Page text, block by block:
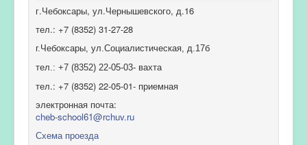
г.Чебоксары, ул.Чернышевского, д.16
тел.: +7 (8352) 31-27-28
г.Чебоксары, ул.Социалистическая, д.17б
тел.: +7 (8352) 22-05-03- вахта
тел.: +7 (8352) 22-05-01- приемная
электронная почта:
cheb-school61@rchuv.ru
Схема проезда